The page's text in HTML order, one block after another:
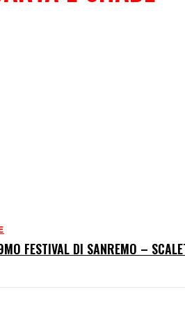
FESTIVAL DI SANREMO –